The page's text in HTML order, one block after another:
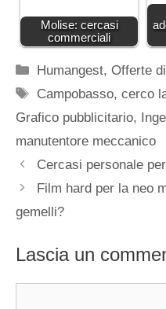
Molise: cercasi
commerciali
Categorie
Humangest,Offerte
Tag
Campobasso,cerco
Grafico pubblicitario,
manutentore meccanico
Cercasi personale
Film hard per la neo
gemelli?
Lascia un